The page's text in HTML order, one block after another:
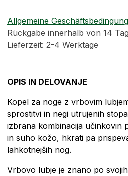
Allgemeine
Rückgabe innerhalb von 14
Lieferzeit: 2-4 Werktage
OPIS IN DELOVANJE
Kopel za noge z vrbovim
sprostitvi in negi utrujenih
izbrana kombinacija učinkovin
in suho kožo, hkrati pa
lahkotnejših nog.
Vrbovo lubje je znano po